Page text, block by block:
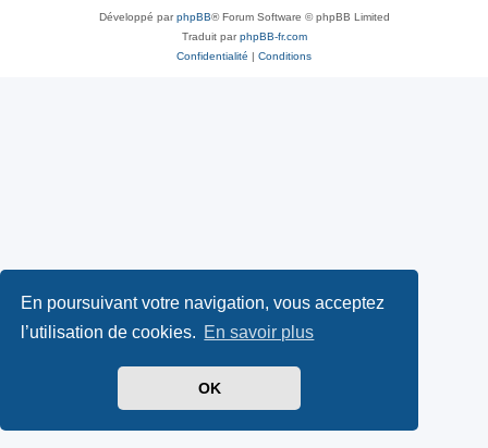
En poursuivant votre navigation, vous acceptez
l’utilisation de cookies. En savoir plus
OK
Développé parphpBB® Forum Software © phpBB Limited
Traduit parphpBB-fr.com
Confidentialité | Conditions